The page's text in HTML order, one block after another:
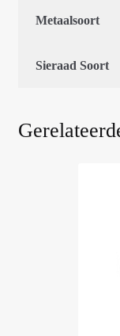
Metaalsoort
Sieraad Soort